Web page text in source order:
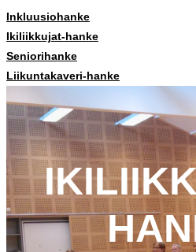
Inkluusiohanke
Ikiliikkujat-hanke
Seniorihanke
Liikuntakaveri-hanke